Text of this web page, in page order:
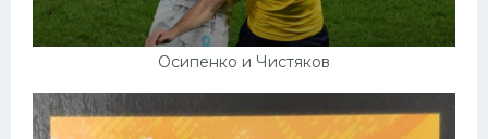
Осипенко и Чистяков